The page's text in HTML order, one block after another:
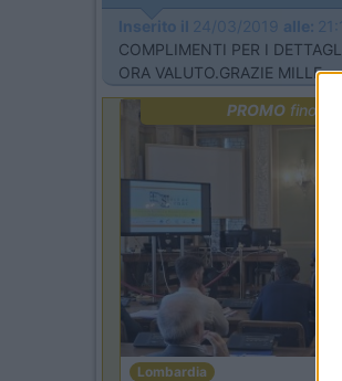
Inserito il 24/03/2019 alle:
COMPLIMENTI PER I
ORA VALUTO.GRAZIE MILLE.
PROMOfino al
Lombardia